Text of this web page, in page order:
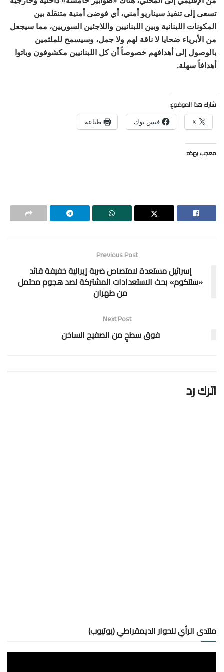
تسعى إلى تنفيذ سيناريو أمني، أي فوضى أمنية متنقلة بين
المكونات اللبنانية وبين اللبنانيين واللاجئين السوريين، مما سيجعل
من الأبرياء ضحايا لا ناقة لهم ولا جمل، وسيسمح للملثمين
بالوصول إلى أهدافهم خصوصاً أن كل اللبنانيين مكشوفون وباتوا
أهدافاً سهلة.
شارك هذا الموضوع:
X فيس بوك طباعة
معجب بهذه:
Previous Post
إسرائيل مستعدة لامتصاص ضربة إيرانية خفيفة قائد
«سنتكوم» بحث الاستعدادات المشتركة لصد هجوم محتمل
من طهران
Next Post
فوق سطحٍ من الصفيح الساخن
اترك رد
منتدى الرأي للحوار الديمقراطي (يوتيوب)